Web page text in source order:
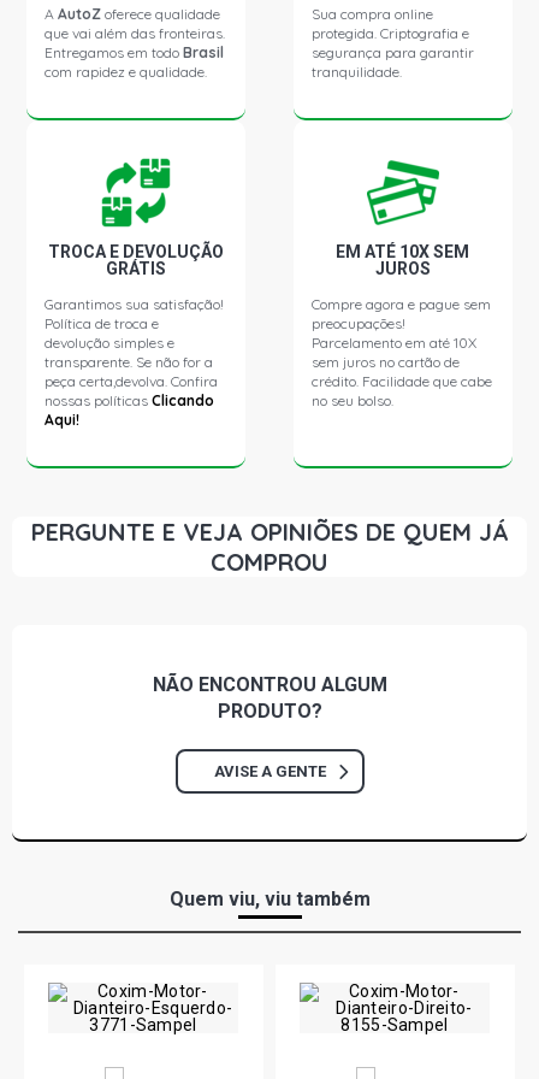
ESCORT GLX I HATCH 2.0 8V AP (1993 - 1996)
ESCORT RACER HATCH 2.0 8V AP (1993 - 1996)
LOGUS CL SEDAN 1.6 8V AE (1993 - 1996)
LOGUS CLI SEDAN 1.6 8V AE (1993 - 1996)
LOGUS GL SEDAN 1.6 8V AE (1993 - 1996)
LOGUS GLI SEDAN 1.6 8V AE (1993 - 1996)
LOGUS GLS SEDAN 1.6 8V AE (1993 - 1996)
LOGUS CL SEDAN 1.6 8V AP (1993 - 1996)
LOGUS GL SEDAN 1.6 8V AP (1993 - 1996)
LOGUS GL I SEDAN 1.8 8V AP (1993 - 1996)
LOGUS GLS SEDAN 1.8 8V AP (1993 - 1996)
LOGUS GLS I SEDAN 1.8 8V AP (1993 - 1996)
AAutoZ oferece qualidade
que vai além das fronteiras.
Entregamos em todoBrasil
com rapidez e qualidade.
Sua compra online
protegida. Criptografia e
segurança para garantir
tranquilidade.
TROCA E DEVOLUÇÃO
GRÁTIS
Garantimos sua satisfação!
Política de troca e
devolução simples e
transparente. Se não for a
peça certa,devolva. Confira
nossas políticasClicando
Aqui!
EM ATÉ 10X SEM
JUROS
Compre agora e pague sem
preocupações!
Parcelamento em até 10X
sem juros no cartão de
crédito. Facilidade que cabe
no seu bolso.
PERGUNTE E VEJA OPINIÕES DE QUEM JÁ
COMPROU
NÃO ENCONTROU ALGUM
PRODUTO?
AVISE A GENTE
Quem viu, viu também